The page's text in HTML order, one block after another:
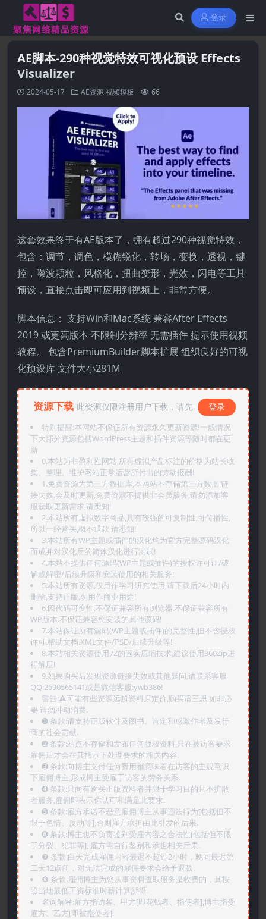
登录
AE脚本-290种视觉特效可视化预设 Effects
Visualizer
2024-05-17 AE资源视频模板 66
这套效果终于有AE版本了，拥有超过290种视觉特效，
包含：调节，调色，模糊锐化，转场，变换，透视，键
控，噪波颗粒，风格化，扭曲变形，光效，闪电等工具
预设，直接点击即可应用到视频上，非常方便。
脚本信息： 支持Win和Mac系统 兼容After Effects
2019 或更高版本 不限制分辨率 无需插件 提示使用视频
教程。 包含PremiumBuilder脚本扩展 组织良好的可视
化预设库 文件大小281M
资源下载 此资源仅限注册用户下载，请先 登录
特别提醒:本网站不保证所有资源永久更新资源!一般情况
下大部分资源包括WordPress主题和插件资源等随时都在更
新
0.本站为非盈利性网站,所有虚拟产品标注的价格为站长收
集、整理、维护网站正常运营所付出的劳动报酬!
1.免费资源为第三方数据库,本网站不存储第三方数据,链
接失效,会及时更新,免费资源不提供非会员服务,请勿添加客
服获取更新需求,请悉知!
2.本站所有虚拟数字商品,具有较强的可复制性,可传播性,
所以一经购买,概不退款,请悉知!
3.本站所有WP主题或插件的汉化均为官方完整源码汉化
而成并对汉化后的简体汉化进行测试!
4.本站不提供任何源码(WP主题或插件)的授权许可证/破
解或解密/后续升级和安装使用的相关服务!
5.本站所有资源,仅用作学习研究使用,请下载后24小时内
删除,支持正版,勿用作商业用途!
6.因代码可变性,不保证兼容所有浏览器.不保证兼容所有
WP版本.不保证兼容您安装的其他源码!
7.本站保证所有源码(WP主题或插件)的完整性,但不含授权
许可.帮助文档.XML文件/PSD/后续升级等!
8.本站相关资源使用7Z的固实压缩技术,建议使用360Zip进
行解压!
9.如果购买后发现资源链接失效或其他疑问,请联系客服
QQ:2690565141或是微信客服:ywb386!
警告:⚠️可能有些资源远超资料原定价,购买请三思,如非必
要,请勿冲动消费.
➊️ 条款:请支持正版软件及图书。肯定和感激作者及发行
商的社会贡献.
➋️ 条款:站点不存储和发布任何版权资料,只在被访客要求
雇佣后才会在其指示下处理要求的相关内容.
➌️ 条款:向博主支付任何费用都意味着在访客的主观意识
下雇佣博主,形成博主受雇于访客的劳务关系.
➍️ 条款:只向有购买正版资料者并限于学习目的且不扩散
者服务,雇佣即表示你认可和满足此要求.
➎ 条款:雇方承诺不恶意雇佣博主从事违法行为[包括但不
限于色情、反动等],否则雇方承担由此引发的后果.
➏️ 条款:博主也不负责鉴别受雇内容之合法性[包括但不限
于分裂、犯罪等], 雇方需自行鉴别和承担相关后果.
❼ 条款:白天完成雇佣内容最迟不超过2小时，晚间最迟第
二天12点前，对无法完成的雇佣要求会给予退款.
❽ 条款:雇佣博主为您从事资料查取服务是收费的，其按
照当地最低工资标准时薪计算所得.
名词解释:雇方指访客、甲方[即花钱者、指使者],博主指受
雇方、乙方[即被指使者].